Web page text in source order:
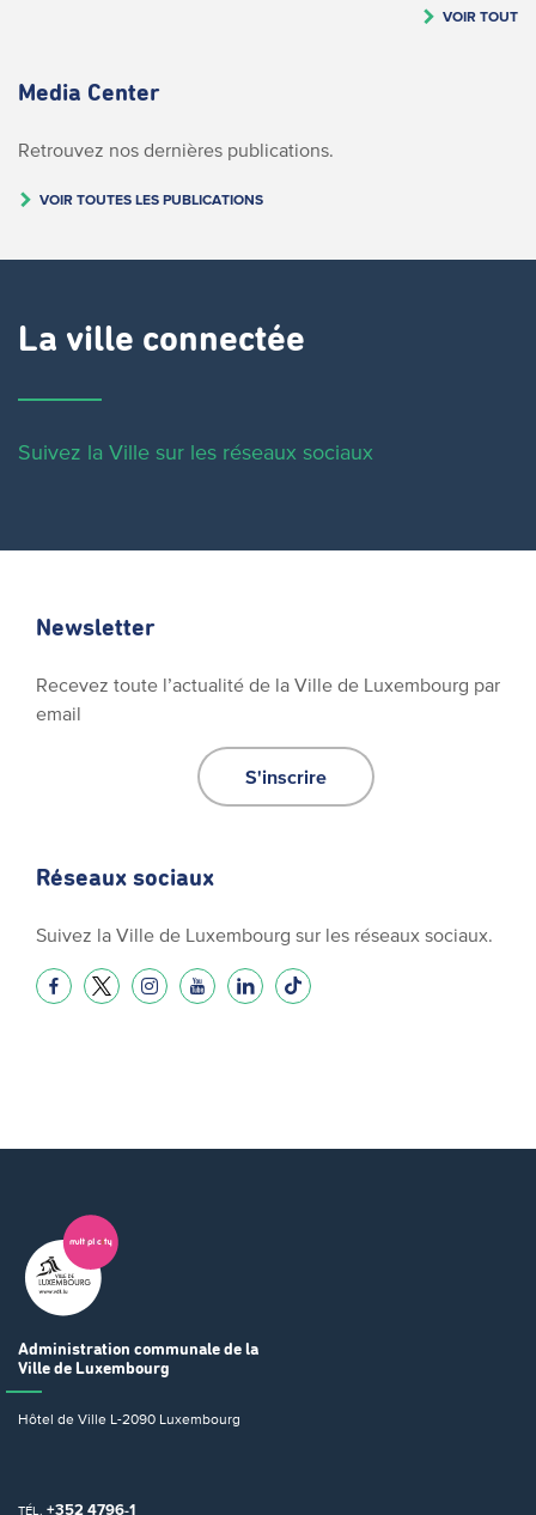
VOIR TOUT
Media Center
Retrouvez nos dernières publications.
VOIR TOUTES LES PUBLICATIONS
La ville connectée
Suivez la Ville sur les réseaux sociaux
Newsletter
Recevez toute l’actualité de la Ville de Luxembourg par
email
S'inscrire
Réseaux sociaux
Suivez la Ville de Luxembourg sur les réseaux sociaux.
Administration communale de la
Ville de Luxembourg
Hôtel de Ville L-2090 Luxembourg
TÉL. +352 4796-1